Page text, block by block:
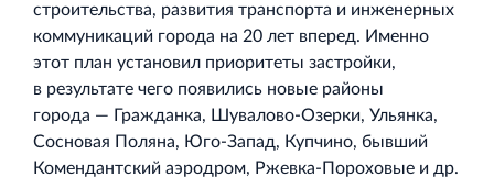
строительства, развития транспорта и инженерных
коммуникаций города на 20 лет вперед. Именно
этот план установил приоритеты застройки,
в результате чего появились новые районы
города — Гражданка, Шувалово‐Озерки, Ульянка,
Сосновая Поляна, Юго‐Запад, Купчино, бывший
Комендантский аэродром, Ржевка‐Пороховые и др.